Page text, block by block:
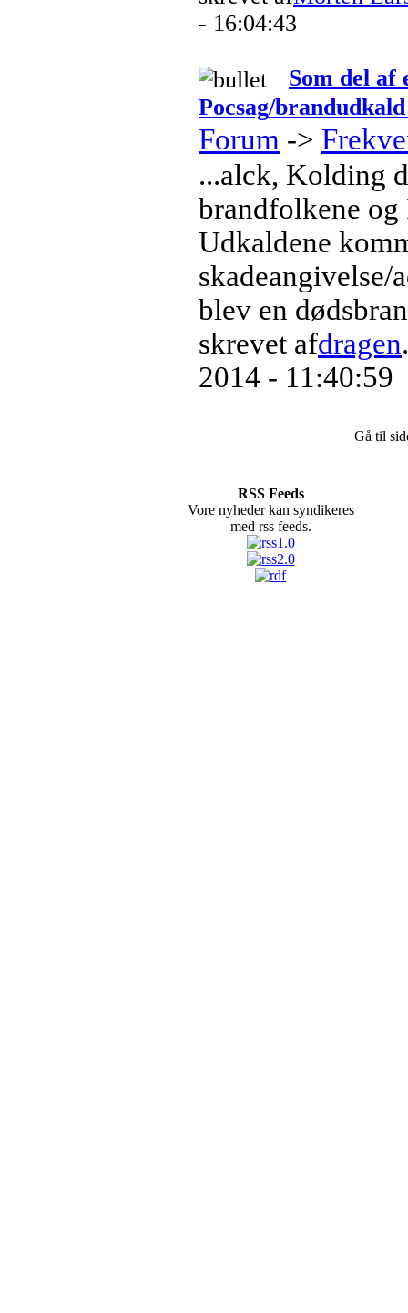
- 16:04:43
Som del af
Pocsag/
Forum ->
...alck, Kolding
brandfolkene
Udkaldene
skadeangivelse/
blev en
skrevet afdragen
2014 - 11:40:59
Gå til
RSS Feeds
Vore nyheder kan syndikeres
med rss feeds.